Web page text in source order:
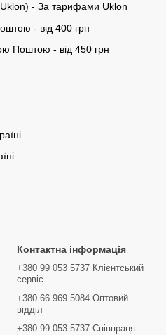
- За тарифами Uklon
- від 400 грн
Поштою - від 450 грн
Контактна інформація
+380 99 053 5737 Клієнтський
сервіс
+380 66 969 5084 Оптовий
відділ
+380 99 053 5737 Співпраця